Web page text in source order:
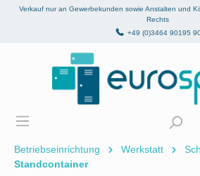
springen
Verkauf nur an Gewerbekunden sowie Anstalten und
Rechts
+49 (0)3464 90195
Betriebseinrichtung Werkstatt
Standcontainer